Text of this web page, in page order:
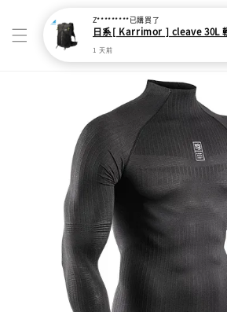
Z*********已購買了
1 天前